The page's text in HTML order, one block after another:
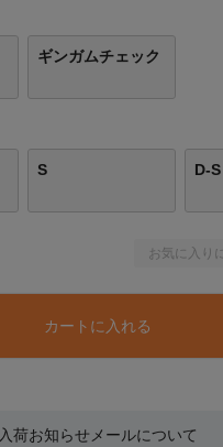
ギンガムチェック
S D-S
お気に入り
カートに入れる
入荷お知らせメールについて